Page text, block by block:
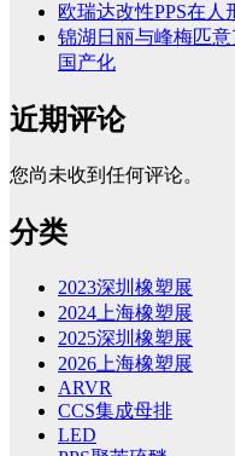
欧瑞达改性PPS在
锦湖日丽与峰梅匹
国产化
近期评论
您尚未收到任何评论。
分类
2023深圳橡塑展
2024上海橡塑展
2025深圳橡塑展
2026上海橡塑展
ARVR
CCS集成母排
LED